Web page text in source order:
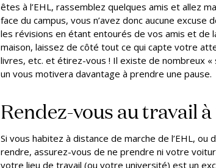
êtes à l’EHL, rassemblez quelques amis et allez
face du campus, vous n’avez donc aucune excuse
les révisions en étant entourés de vos amis et de
maison, laissez de côté tout ce qui capte votre
livres, etc. et étirez-vous ! Il existe de nombreux
un vous motivera davantage à prendre une pause.
Rendez-vous au travail
Si vous habitez à distance de marche de l’EHL,
rendre, assurez-vous de ne prendre ni votre
votre lieu de travail (ou votre université) est un